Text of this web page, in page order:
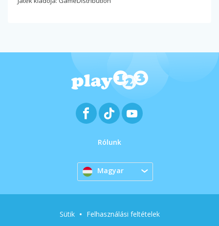
Rólunk
Magyar
Sütik Felhasználási feltételek